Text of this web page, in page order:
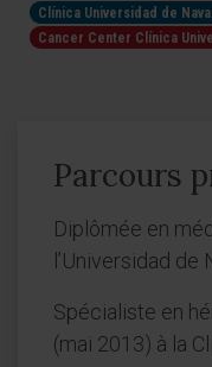
Clínica Universidad de
Cancer Center Clínica
Parcours
Diplômée en
l’Universidad de
Spécialiste en
(mai 2013) à la